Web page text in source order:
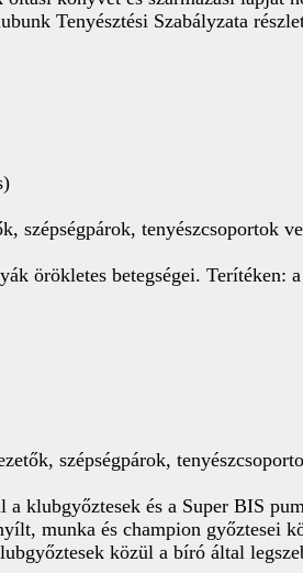
Tenyésztési Szabályzata
szépségpárok, tenyészcsoportok
örökletes betegségei. Terítéken:
szépségpárok,
klubgyőztesek és a Super BIS
munka és champion győztesei
közül a bíró által